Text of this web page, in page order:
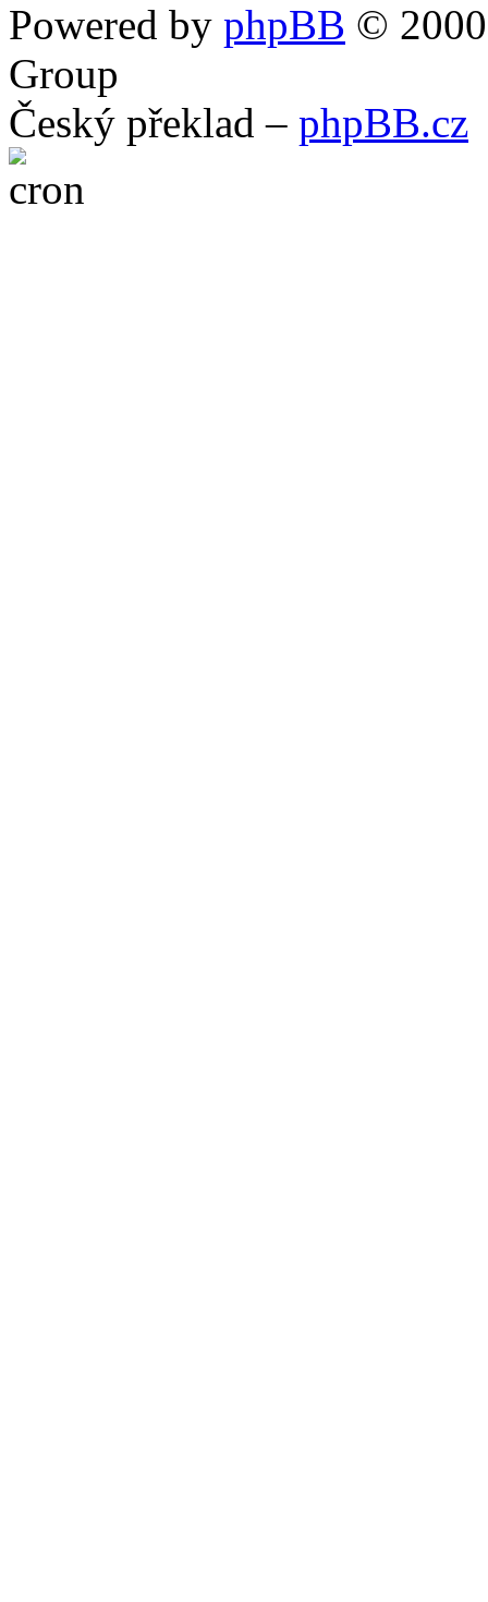
Powered by phpBB ©
Group
Český překlad – phpBB.cz